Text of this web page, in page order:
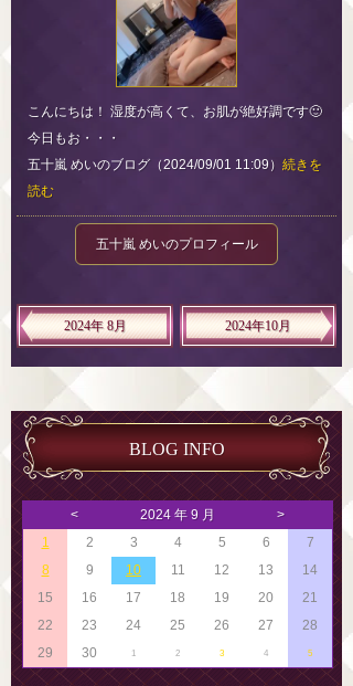
こんにちは！ 湿度が高くて、お肌が絶好調です🙂
今日もお・・・
五十嵐 めいのブログ（2024/09/01 11:09） 続きを
読む
五十嵐 めいのプロフィール
2024年 8月 2024年10月
BLOG INFO
< 2024 年 9 月
>
1
2 3 4 5 6
7
8
9 10 11 12 13
14
15
16 17 18 19 20
21
22
23 24 25 26 27
28
29
30 1 2 3 4 5